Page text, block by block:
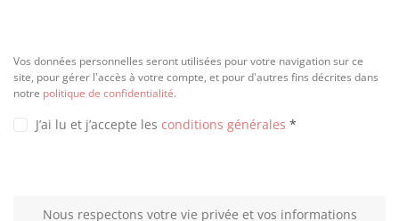
Vos données personnelles seront utilisées pour votre navigation sur ce
site, pour gérer l'accès à votre compte, et pour d'autres fins décrites dans
notre politique de confidentialité.
J’ai lu et j’accepte les conditions générales *
Nous respectons votre vie privée et vos informations